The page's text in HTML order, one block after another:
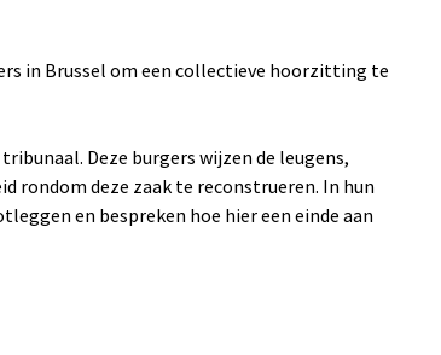
in Brussel om een collectieve hoorzitting te
Deze burgers wijzen de leugens,
rondom deze zaak te reconstrueren. In hun
en bespreken hoe hier een einde aan